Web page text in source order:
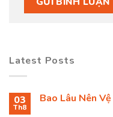
Latest Posts
03
Th8
Bao Lâu Nên